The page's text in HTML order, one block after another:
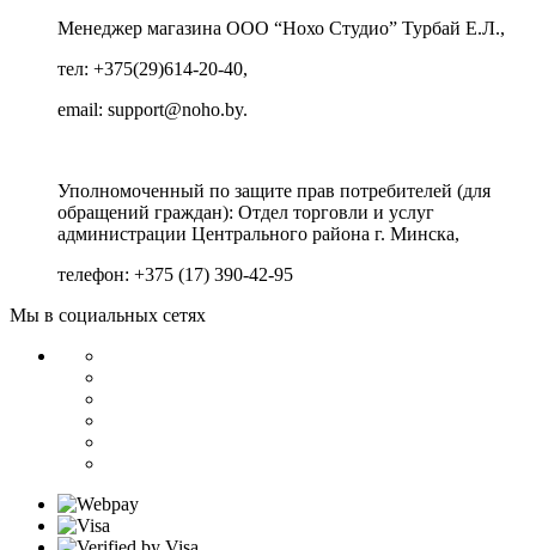
Менеджер магазина ООО “Нохо Студио” Турбай Е.Л.,
тел: +375(29)614-20-40,
email: support@noho.by.
Уполномоченный по защите прав потребителей (для
обращений граждан): Отдел торговли и услуг
администрации Центрального района г. Минска,
телефон: +375 (17) 390-42-95
Мы в социальных сетях